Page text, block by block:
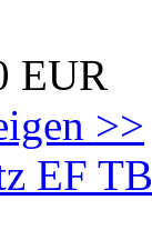
EUR
>>
EF TB